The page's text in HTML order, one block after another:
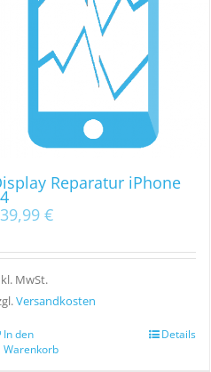
Reparatur iPhone
€
MwSt.
Versandkosten
In den
Warenkorb
Details